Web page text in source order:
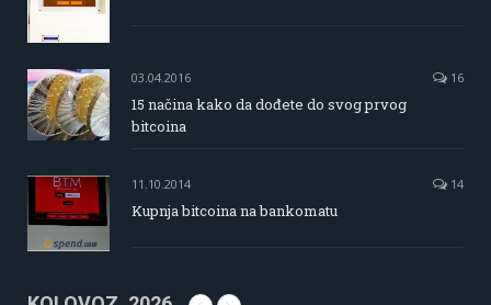
03.04.2016 16
15 načina kako da dođete do svog prvog
bitcoina
11.10.2014 14
Kupnja bitcoina na bankomatu